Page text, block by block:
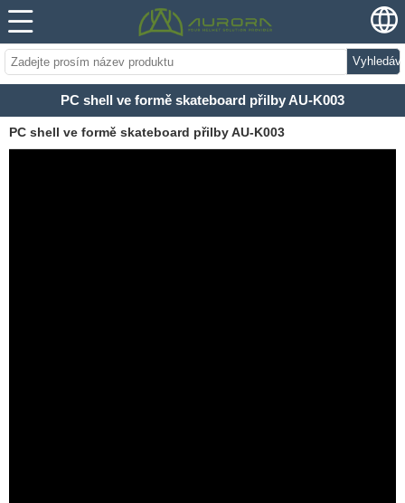
PC shell ve formě skateboard přilby AU-K003
PC shell ve formě skateboard přilby AU-K003